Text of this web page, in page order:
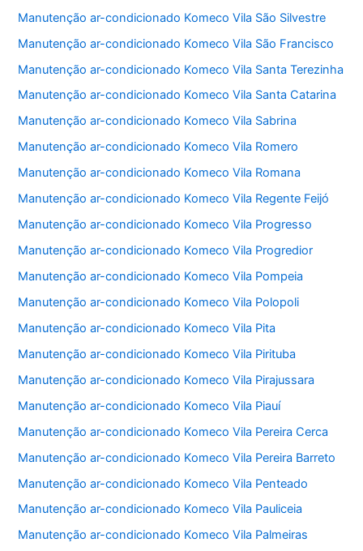
Manutenção ar-condicionado Komeco Vila São Silvestre
Manutenção ar-condicionado Komeco Vila São Francisco
Manutenção ar-condicionado Komeco Vila Santa Terezinha
Manutenção ar-condicionado Komeco Vila Santa Catarina
Manutenção ar-condicionado Komeco Vila Sabrina
Manutenção ar-condicionado Komeco Vila Romero
Manutenção ar-condicionado Komeco Vila Romana
Manutenção ar-condicionado Komeco Vila Regente Feijó
Manutenção ar-condicionado Komeco Vila Progresso
Manutenção ar-condicionado Komeco Vila Progredior
Manutenção ar-condicionado Komeco Vila Pompeia
Manutenção ar-condicionado Komeco Vila Polopoli
Manutenção ar-condicionado Komeco Vila Pita
Manutenção ar-condicionado Komeco Vila Pirituba
Manutenção ar-condicionado Komeco Vila Pirajussara
Manutenção ar-condicionado Komeco Vila Piauí
Manutenção ar-condicionado Komeco Vila Pereira Cerca
Manutenção ar-condicionado Komeco Vila Pereira Barreto
Manutenção ar-condicionado Komeco Vila Penteado
Manutenção ar-condicionado Komeco Vila Pauliceia
Manutenção ar-condicionado Komeco Vila Palmeiras